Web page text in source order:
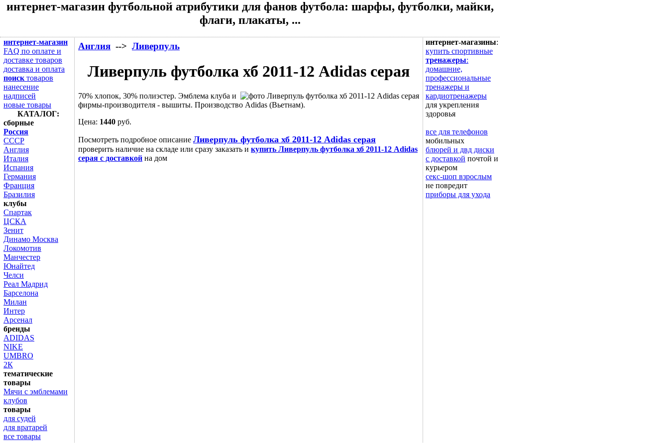
интернет-магазин футбольной атрибутики для фанов футбола: шарфы, футболки, майки,
флаги, плакаты, ...
Англия --> Ливерпуль
Ливерпуль футболка хб 2011-12 Adidas серая
70% хлопок, 30% полиэстер. Эмблема клуба и
фирмы-производителя - вышиты. Производство Adidas (Вьетнам).
Цена: 1440 руб.
Посмотреть подробное описание Ливерпуль футболка хб 2011-12 Adidas серая
проверить наличие на складе или сразу заказать и купить Ливерпуль футболка хб 2011-12 Adidas
серая с доставкой на дом
интернет-магазин
FAQ по оплате и
доставке товаров
доставка и оплата
поиск товаров
нанесение
надписей
новые товары
КАТАЛОГ:
сборные
Россия
СССР
Англия
Италия
Испания
Германия
Франция
Бразилия
клубы
Спартак
ЦСКА
Зенит
Динамо Москва
Локомотив
Манчестер
Юнайтед
Челси
Реал Мадрид
Барселона
Милан
Интер
Арсенал
бренды
ADIDAS
NIKE
UMBRO
2К
тематические
товары
Мячи с эмблемами
клубов
товары
для судей
для вратарей
все товары
интернет-магазины:
купить спортивные
тренажеры:
домашние,
профессиональные
тренажеры и
кардиотренажеры
для укрепления
здоровья
все для телефонов
мобильных
блюрей и двд диски
с доставкой почтой и
курьером
секс-шоп взрослым
не повредит
приборы для ухода